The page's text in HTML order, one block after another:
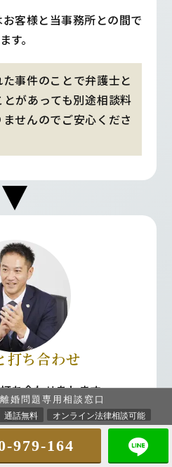
客様と当事務所との間で
す。
事件のことで弁護士と
があっても別途相談料
せんのでご安心くださ
打ち合わせ
ち合わせをします。
お聞きし、ご依頼者様の
に戦略を練ります。
婚問題専用相談窓口
通話無料 オンライン法律相談可能
979-164